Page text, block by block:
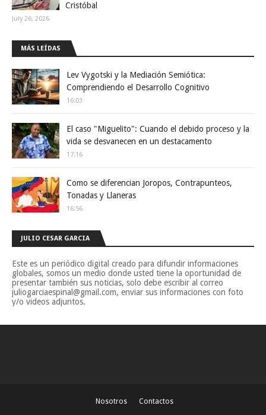
Cristóbal
July 26, 2026
MÁS LEÍDAS
Lev Vygotski y la Mediación Semiótica:
Comprendiendo el Desarrollo Cognitivo
16:03
El caso "Miguelito": Cuando el debido proceso y la
vida se desvanecen en un destacamento
17:16
Como se diferencian Joropos, Contrapunteos,
Tonadas y Llaneras
16:56
JULIO CESAR GARCIA
Este es un periódico digital creado para difundir informaciones
globales, somos un medio donde usted tiene la oportunidad de
presentar también sus noticias, solo debe escribir al correo
juliogarciaespinal@gmail.com, enviar sus informaciones con foto
y/o videos adjuntos.
Nosotros Contactos